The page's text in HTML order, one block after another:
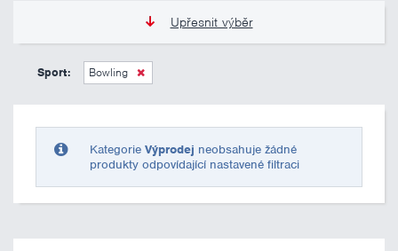
Upřesnit výběr
275 Kč
Sport: Bowling
Kategorie Výprodej neobsahuje žádné
produkty odpovídající nastavené filtraci